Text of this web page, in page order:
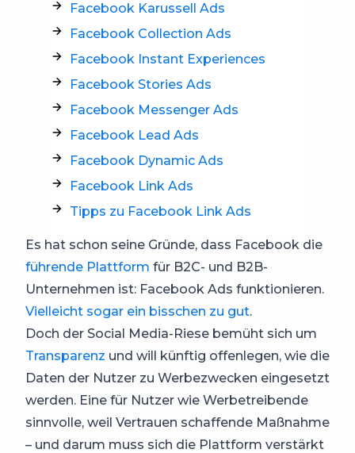
Facebook Karussell Ads
Facebook Collection Ads
Facebook Instant Experiences
Facebook Stories Ads
Facebook Messenger Ads
Facebook Lead Ads
Facebook Dynamic Ads
Facebook Link Ads
Tipps zu Facebook Link Ads
Es hat schon seine Gründe, dass Facebook die
führende Plattform für B2C- und B2B-
Unternehmen ist: Facebook Ads funktionieren.
Vielleicht sogar ein bisschen zu gut.
Doch der Social Media-Riese bemüht sich um
Transparenz und will künftig offenlegen, wie die
Daten der Nutzer zu Werbezwecken eingesetzt
werden. Eine für Nutzer wie Werbetreibende
sinnvolle, weil Vertrauen schaffende Maßnahme
– und darum muss sich die Plattform verstärkt